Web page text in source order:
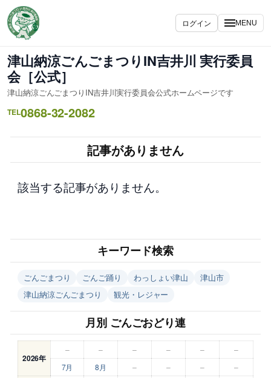
容
を
ス
キ
ッ
プ
ログイン MENU
津山納涼ごんごまつりIN吉井川 実行委員
会［公式］
津山納涼ごんごまつりIN吉井川実行委員会公式ホームページです
TEL0868-32-2082
記事がありません
該当する記事がありません。
キーワード検索
ごんごまつり ごんご踊り わっしょい津山
津山市
津山納涼ごんごまつり
観光・レジャー
月別 ごんごおどり連
2026年
– – – – –
–
7月
8月 – – – –